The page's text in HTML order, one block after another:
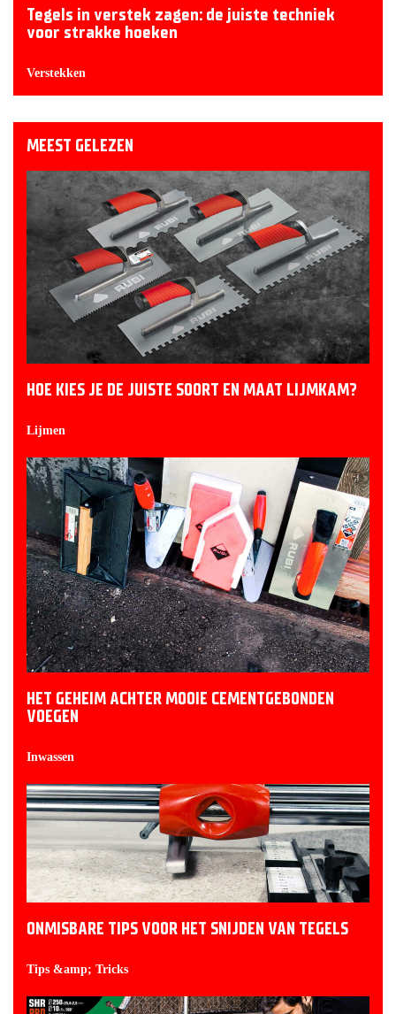
Tegels in verstek zagen: de juiste techniek
voor strakke hoeken
Verstekken
MEEST GELEZEN
HOE KIES JE DE JUISTE SOORT EN MAAT LIJMKAM?
Lijmen
HET GEHEIM ACHTER MOOIE CEMENTGEBONDEN
VOEGEN
Inwassen
ONMISBARE TIPS VOOR HET SNIJDEN VAN TEGELS
Tips &amp; Tricks